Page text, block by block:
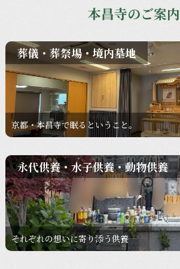
本昌寺のご案内
葬儀・葬祭場・境内墓地
京都・本昌寺で眠るということ。
永代供養・水子供養・動物供養
それぞれの想いに寄り添う供養